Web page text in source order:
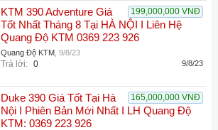
199,000,000 VNĐ
KTM 390 Adventure Giá
Tốt Nhất Tháng 8 Tại HÀ NỘI I Liên Hệ
Quang Độ KTM 0369 223 926
Quang Độ KTM 9/8/23
Trả lời: 0 9/8/23
165,000,000 VNĐ
Duke 390 Giá Tốt Tại Hà
Nội I Phiên Bản Mới Nhất I LH Quang Độ
KTM: 0369 223 926